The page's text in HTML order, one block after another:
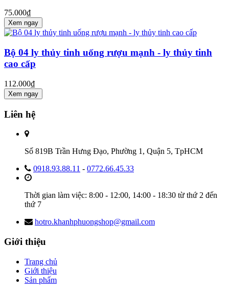
75.000₫
Xem ngay
Bộ 04 ly thủy tinh uống rượu mạnh - ly thủy tinh
cao cấp
112.000₫
Xem ngay
Liên hệ
Số 819B Trần Hưng Đạo, Phường 1, Quận 5, TpHCM
0918.93.88.11 - 0772.66.45.33
Thời gian làm việc: 8:00 - 12:00, 14:00 - 18:30 từ thứ 2 đến
thứ 7
hotro.khanhphuongshop@gmail.com
Giới thiệu
Trang chủ
Giới thiệu
Sản phẩm